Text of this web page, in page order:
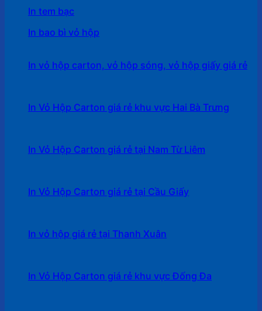
In tem bạc
In bao bì vỏ hộp
In vỏ hộp carton, vỏ hộp sóng, vỏ hộp giấy giá rẻ
In Vỏ Hộp Carton giá rẻ khu vực Hai Bà Trưng
In Vỏ Hộp Carton giá rẻ tại Nam Từ Liêm
In Vỏ Hộp Carton giá rẻ tại Cầu Giấy
In vỏ hộp giá rẻ tại Thanh Xuân
In Vỏ Hộp Carton giá rẻ khu vực Đống Đa